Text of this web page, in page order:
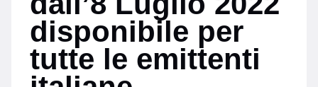
disponibile per
tutte le emittenti